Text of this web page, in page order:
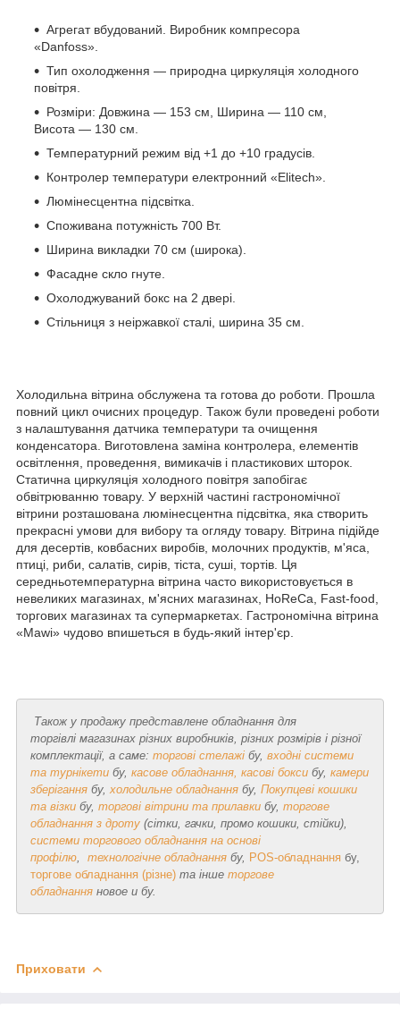
Агрегат вбудований. Виробник компресора
«Danfoss».
Тип охолодження — природна циркуляція холодного
повітря.
Розміри: Довжина — 153 см, Ширина — 110 см,
Висота — 130 см.
Температурний режим від +1 до +10 градусів.
Контролер температури електронний «Elitech».
Люмінесцентна підсвітка.
Споживана потужність 700 Вт.
Ширина викладки 70 см (широка).
Фасадне скло гнуте.
Охолоджуваний бокс на 2 двері.
Стільниця з неіржавкої сталі, ширина 35 см.
Холодильна вітрина обслужена та готова до роботи. Прошла
повний цикл очисних процедур. Також були проведені роботи
з налаштування датчика температури та очищення
конденсатора. Виготовлена заміна контролера, елементів
освітлення, проведення, вимикачів і пластикових шторок.
Статична циркуляція холодного повітря запобігає
обвітрюванню товару. У верхній частині гастрономічної
вітрини розташована люмінесцентна підсвітка, яка створить
прекрасні умови для вибору та огляду товару. Вітрина підійде
для десертів, ковбасних виробів, молочних продуктів, м'яса,
птиці, риби, салатів, сирів, тіста, суші, тортів. Ця
середньотемпературна вітрина часто використовується в
невеликих магазинах, м'ясних магазинах, HoReCa, Fast-food,
торгових магазинах та супермаркетах. Гастрономічна вітрина
«Mawi» чудово впишеться в будь-який інтер'єр.
Також у продажу представлене обладнання для
торгівлі магазинах різних виробників, різних розмірів і різної
комплектації, а саме: торгові стелажі бу, входні системи
та турнікети бу, касове обладнання, касові бокси бу, камери
зберігання бу, холодильне обладнання бу, Покупцеві кошики
та візки бу, торгові вітрини та прилавки бу, торгове
обладнання з дроту (сітки, гачки, промо кошики, стійки),
системи торгового обладнання на основі
профілю
технологічне обладнання бу, POS-обладнання бу,
торгове обладнання (різне) та інше торгове
обладнання новое и бу.
Приховати